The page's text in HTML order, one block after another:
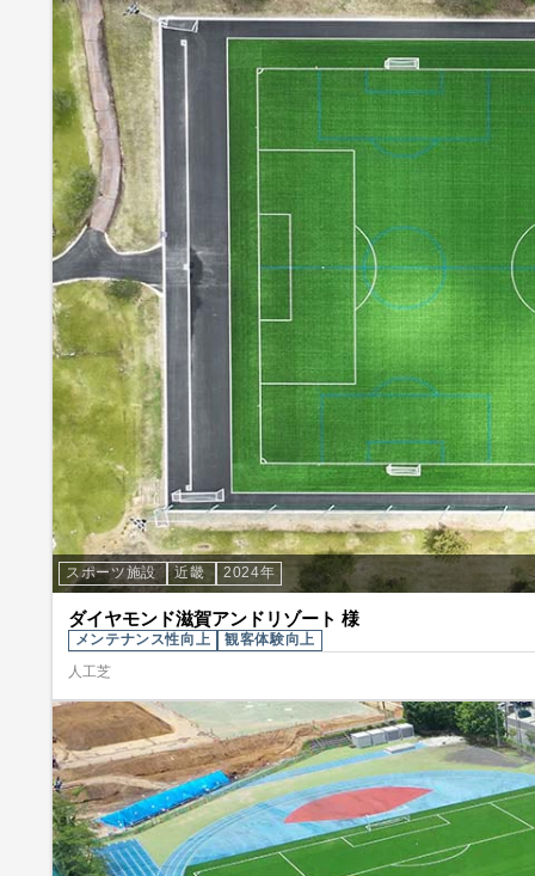
スポーツ施設 近畿 2024年
ダイヤモンド滋賀アンドリゾート 様
メンテナンス性向上
観客体験向上
人工芝